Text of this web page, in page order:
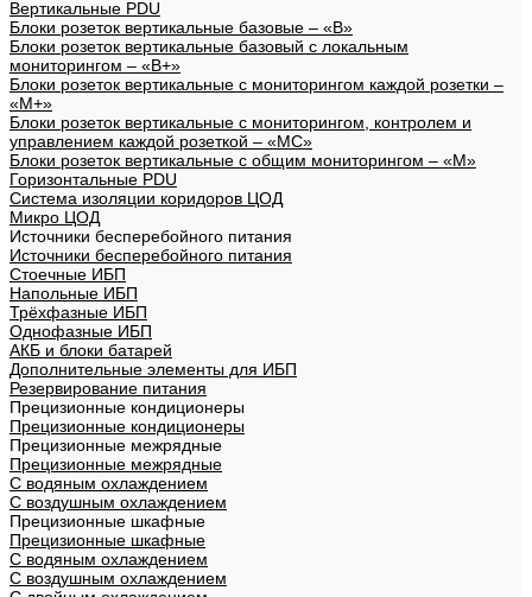
Вертикальные PDU
Блоки розеток вертикальные базовые – «В»
Блоки розеток вертикальные базовый с локальным
мониторингом – «В+»
Блоки розеток вертикальные с мониторингом каждой розетки –
«М+»
Блоки розеток вертикальные с мониторингом, контролем и
управлением каждой розеткой – «МС»
Блоки розеток вертикальные с общим мониторингом – «М»
Горизонтальные PDU
Система изоляции коридоров ЦОД
Микро ЦОД
Источники бесперебойного питания
Источники бесперебойного питания
Стоечные ИБП
Напольные ИБП
Трёхфазные ИБП
Однофазные ИБП
АКБ и блоки батарей
Дополнительные элементы для ИБП
Резервирование питания
Прецизионные кондиционеры
Прецизионные кондиционеры
Прецизионные межрядные
Прецизионные межрядные
С водяным охлаждением
С воздушным охлаждением
Прецизионные шкафные
Прецизионные шкафные
С водяным охлаждением
С воздушным охлаждением